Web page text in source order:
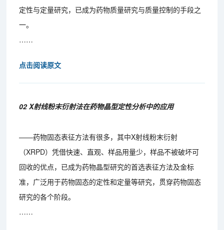
定性与定量研究，已成为药物质量研究与质量控制的手段之
一。
……
点击阅读原文
02 X射线粉末衍射法在药物晶型定性分析中的应用
——药物固态表征方法有很多，其中X射线粉末衍射
（XRPD）凭借快速、直观、样品用量少，样品不被破坏可
回收的优点，已成为药物晶型研究的首选表征方法及金标
准，广泛用于药物固态的定性和定量等研究，贯穿药物固态
研究的各个阶段。
……